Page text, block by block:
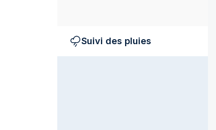
Suivi des pluies